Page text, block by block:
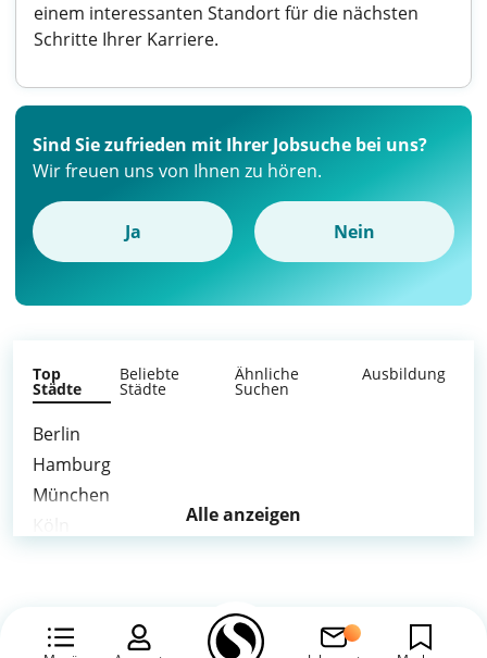
einem interessanten Standort für die nächsten
Schritte Ihrer Karriere.
Sind Sie zufrieden mit Ihrer Jobsuche bei uns?
Wir freuen uns von Ihnen zu hören.
Ja Nein
Top
Städte
Beliebte
Städte
Ähnliche
Suchen
Ausbildung
Berlin
Hamburg
München
Leipzig
Alle anzeigen